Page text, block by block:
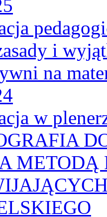
i
na
w
METODĄ